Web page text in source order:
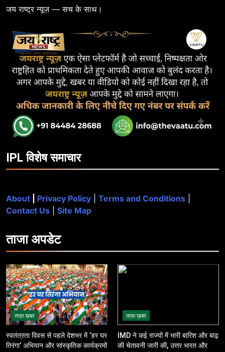
जय राष्ट्र न्यूज़ — सच के साथ।
IPL विशेष समाचार
About Privacy Policy Terms and Conditions
Contact Us
Site Map
ताजाअपडेट
ताज़ा ख़बर
स्वतंत्रता दिवस से पहले देशभर में ‘हर घर
तिरंगा’ अभियान और सांस्कृतिक कार्यक्रमों
ताज़ा ख़बर
IMD ने कई राज्यों में भारी बारिश और बाढ़
की चेतावनी जारी की, उत्तर भारत और